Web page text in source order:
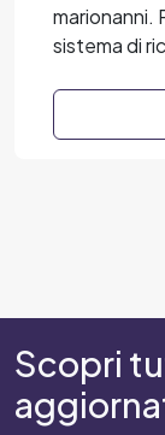
marionanni.
sistema di
Scopri